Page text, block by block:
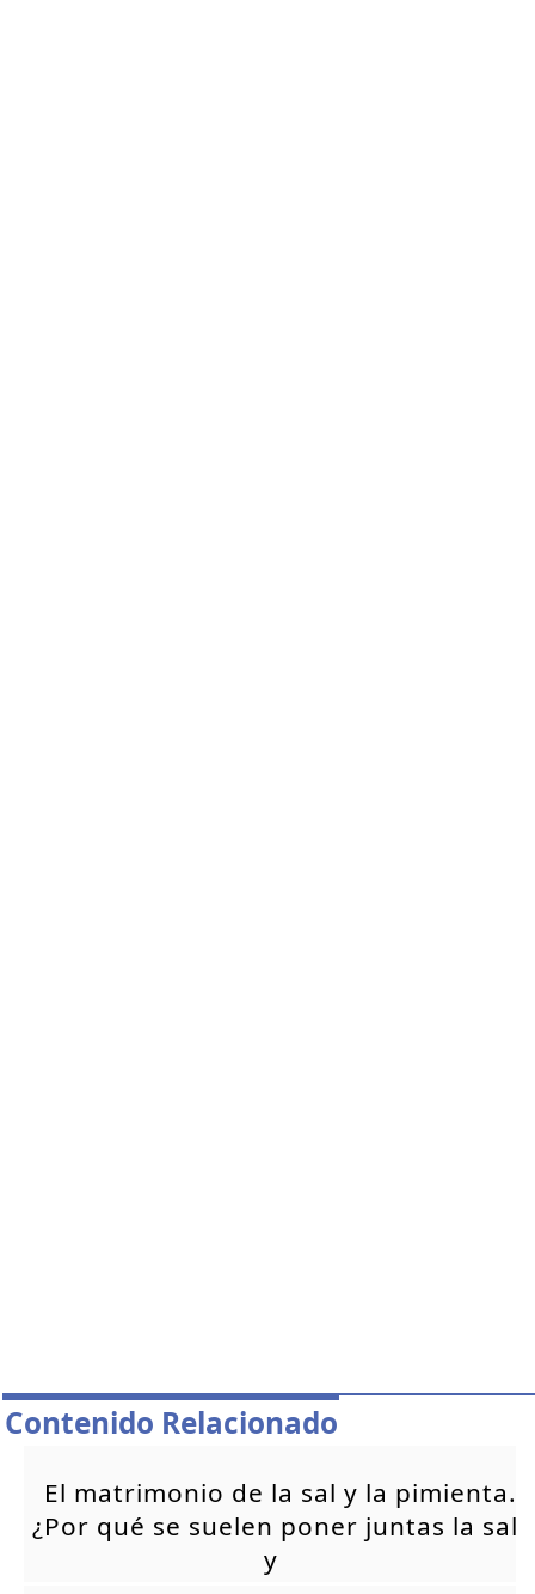
Contenido Relacionado
El matrimonio de la sal y la pimienta.
¿Por qué se suelen poner juntas la sal
y